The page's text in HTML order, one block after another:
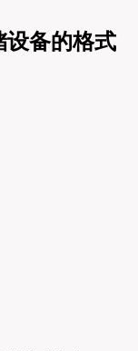
设备的格式